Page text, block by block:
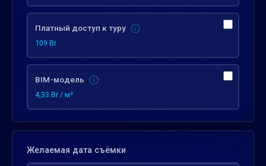
Платный доступ к туру
109 Br
BIM-модель
4,33 Br / м²
Желаемая дата съёмки